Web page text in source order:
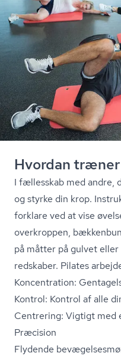
Hvordan
I fællesskab med andre,
og styrke din krop.
forklare ved at vise
overkroppen,
på måtter på gulvet
redskaber. Pilates
Koncentration:
Kontrol: Kontrol af alle
Centrering: Vigtigt med
Præcision
Flydende